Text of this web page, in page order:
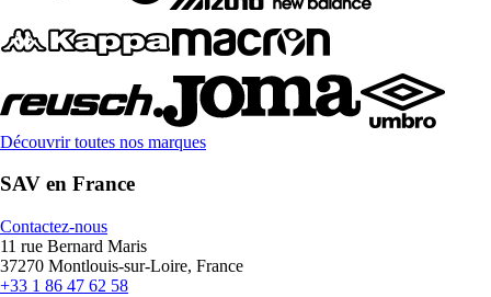
Découvrir toutes nos marques
SAV en France
Contactez-nous
11 rue Bernard Maris
37270 Montlouis-sur-Loire, France
+33 1 86 47 62 58